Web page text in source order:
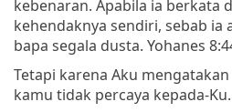
kebenaran. Apabila ia berkata
kehendaknya sendiri, sebab ia
bapa segala dusta. Yohanes
Tetapi karena Aku
kamu tidak percaya kepada-